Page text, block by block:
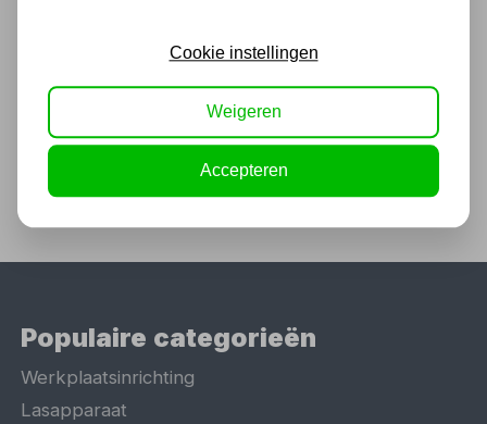
108,90
90,00 excl. BTW
Populaire categorieën
Werkplaatsinrichting
Lasapparaat
Cookie instellingen
Weigeren
Accepteren